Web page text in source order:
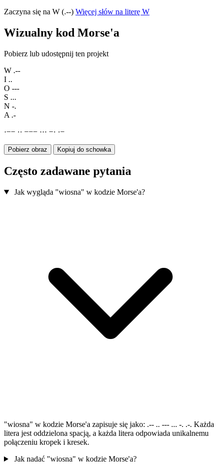
Zaczyna się na W (.--) Więcej słów na literę W
Wizualny kod Morse'a
Pobierz lub udostępnij ten projekt
W .--
I ..
O ---
S ...
N -.
A .-
·−− ·· −−− ··· −· ·−
Pobierz obraz Kopiuj do schowka
Często zadawane pytania
Jak wygląda "wiosna" w kodzie Morse'a?
"wiosna" w kodzie Morse'a zapisuje się jako: .-- .. --- ... -. .-. Każda
litera jest oddzielona spacją, a każda litera odpowiada unikalnemu
połączeniu kropek i kresek.
Jak nadać "wiosna" w kodzie Morse'a?